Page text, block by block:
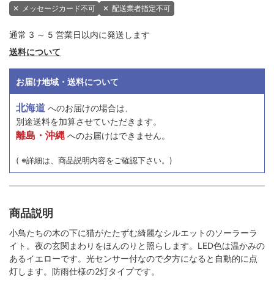
✕ メッセージカード不可 ✕ 配送業者指定不可
通常 3 ～ 5 営業日以内に発送します
送料について
お届け地域・送料について
北海道 へのお届けの場合は、
別途送料を加算させていただきます。
離島・沖縄 へのお届けはできません。
( ※詳細は、商品説明内容をご確認下さい。)
商品説明
小鳥たちの木の下に猫がたたずむ綺麗なシルエットのソーラーラ
イト。夜の玄関まわりをほんのりと照らします。LED色は温かみの
あるイエローです。光センサー付なので夕方になると自動的に点
灯します。防雨仕様の2灯タイプです。